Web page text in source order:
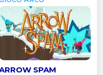
SPAM